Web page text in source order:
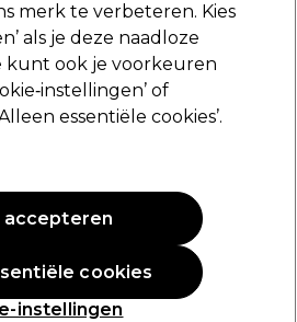
Volumespray 250ml
merk te verbeteren. Kies
als je deze naadloze
kunt ook je voorkeuren
of
essentiële cookies’.
instellingen
cookies
accepteren